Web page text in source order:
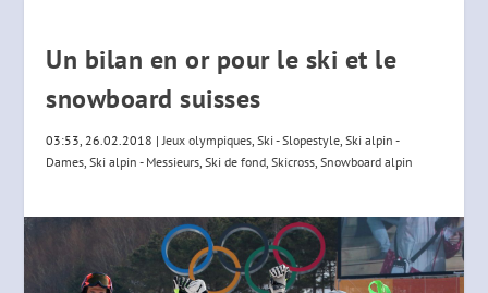
Un bilan en or pour le ski et le
snowboard suisses
03:53, 26.02.2018 |Jeux olympiques,Ski - Slopestyle,Ski alpin -
Dames,Ski alpin - Messieurs,Ski de fond,Skicross,Snowboard alpin